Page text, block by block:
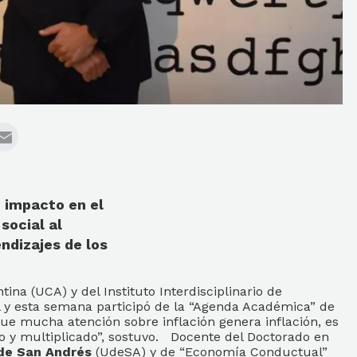
impacto en el
al
de los
(UCA) y del Instituto Interdisciplinario de
esta semana participó de la “Agenda Académica” de
mucha atención sobre inflación genera inflación, es
multiplicado”, sostuvo. Docente del Doctorado en
San Andrés (UdeSA) y de “Economía Conductual”